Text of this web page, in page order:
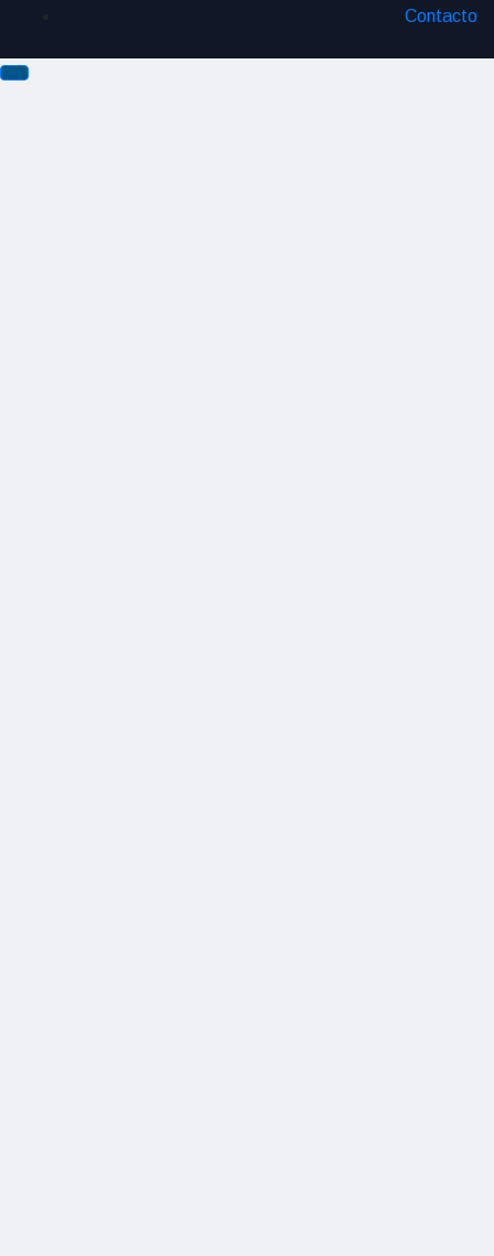
Contacto